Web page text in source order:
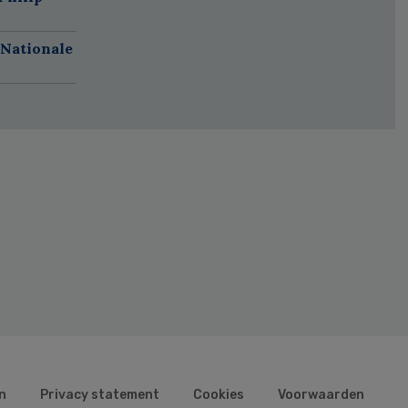
Privacy statement Cookies Voorwaarden